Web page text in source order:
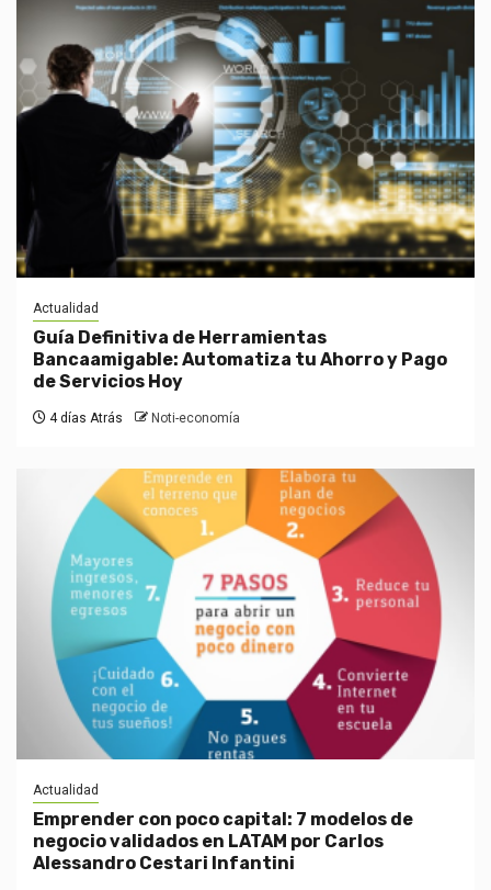
Actualidad
Guía Definitiva de Herramientas
Bancaamigable: Automatiza tu Ahorro y Pago
de Servicios Hoy
4 días Atrás Noti-economía
Actualidad
Emprender con poco capital: 7 modelos de
negocio validados en LATAM por Carlos
Alessandro Cestari Infantini